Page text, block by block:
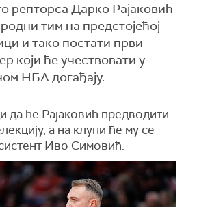
репторса Дарко Рајаковић
тим на предстојећој
и тако постати први
који ће учествовати у
НБА догађају.
да ће Рајаковић предводити
а на клупи ће му се
Иво Симовић.